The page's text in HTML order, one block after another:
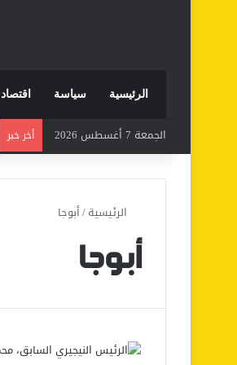
الرئيسية سياسة اقتصاد
الجمعة 7 أغسطس 2026 أخر خبر
الرئيسية/أبوجا
أبوجا